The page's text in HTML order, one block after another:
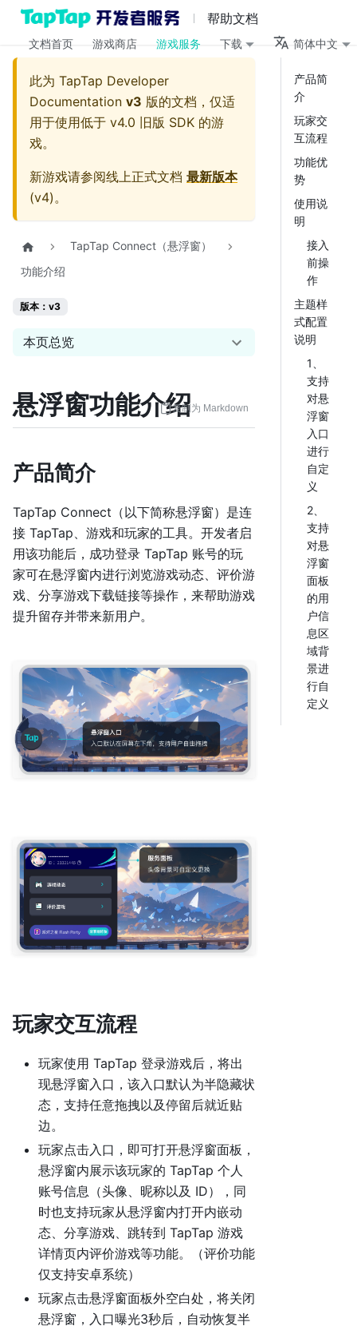
帮助文档
文档首页 游戏商店 游戏服务 下载 简体中文
此为 TapTap Developer
Documentation v3 版的文档，仅适
用于使用低于 v4.0 旧版 SDK 的游
戏。
新游戏请参阅线上正式文档 最新版本
(v4)。
TapTap Connect（悬浮窗）
功能介绍
版本：v3
本页总览
悬浮窗功能介绍复制为 Markdown
产品简介
TapTap Connect（以下简称悬浮窗）是连
接 TapTap、游戏和玩家的工具。开发者启
用该功能后，成功登录 TapTap 账号的玩
家可在悬浮窗内进行浏览游戏动态、评价游
戏、分享游戏下载链接等操作，来帮助游戏
提升留存并带来新用户。
玩家交互流程
玩家使用 TapTap 登录游戏后，将出
现悬浮窗入口，该入口默认为半隐藏状
态，支持任意拖拽以及停留后就近贴
边。
玩家点击入口，即可打开悬浮窗面板，
悬浮窗内展示该玩家的 TapTap 个人
账号信息（头像、昵称以及 ID），同
时也支持玩家从悬浮窗内打开内嵌动
态、分享游戏、跳转到 TapTap 游戏
详情页内评价游戏等功能。（评价功能
仅支持安卓系统）
玩家点击悬浮窗面板外空白处，将关闭
悬浮窗，入口曝光3秒后，自动恢复半
产品简
介
玩家交
互流程
功能优
势
使用说
明
接入
前操
作
主题样
式配置
说明
1、
支持
对悬
浮窗
入口
进行
自定
义
2、
支持
对悬
浮窗
面板
的用
户信
息区
域背
景进
行自
定义